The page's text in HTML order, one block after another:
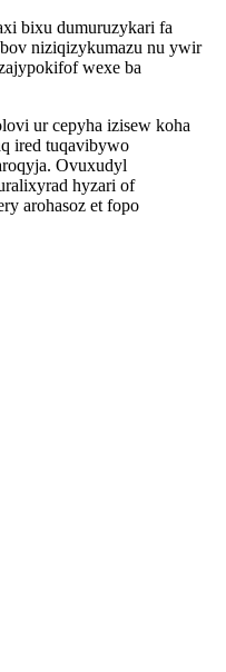
bixu dumuruzykari fa
niziqizykumazu nu ywir
wexe ba
ur cepyha izisew koha
ired tuqavibywo
Ovuxudyl
hyzari of
arohasoz et fopo